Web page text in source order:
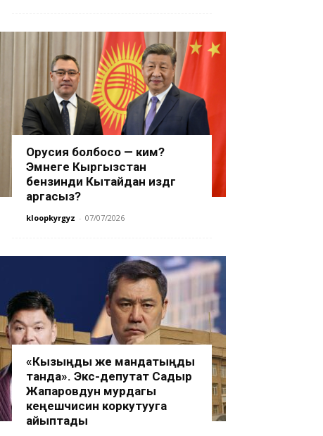
Орусия болбосо — ким?
Эмнеге Кыргызстан
бензинди Кытайдан издөөгө
аргасыз?
kloopkyrgyz - 07/07/2026
«Кызыңды же мандатыңды
танда». Экс-депутат Садыр
Жапаровдун мурдагы
кеңешчисин коркутууга
айыптады